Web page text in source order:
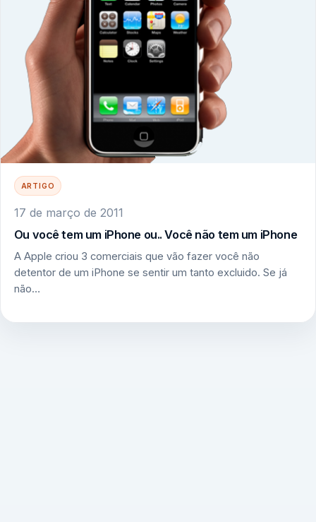
ARTIGO
17 de março de 2011
Ou você tem um iPhone ou.. Você não tem um iPhone
A Apple criou 3 comerciais que vão fazer você não
detentor de um iPhone se sentir um tanto excluido. Se já
não…